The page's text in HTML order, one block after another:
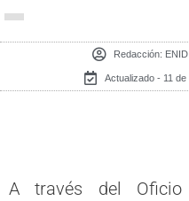
Redacción:
Actualizado - 11
A través del Oficio